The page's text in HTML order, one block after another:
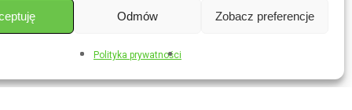
Odmów Zobacz preferencje
Polityka prywatności